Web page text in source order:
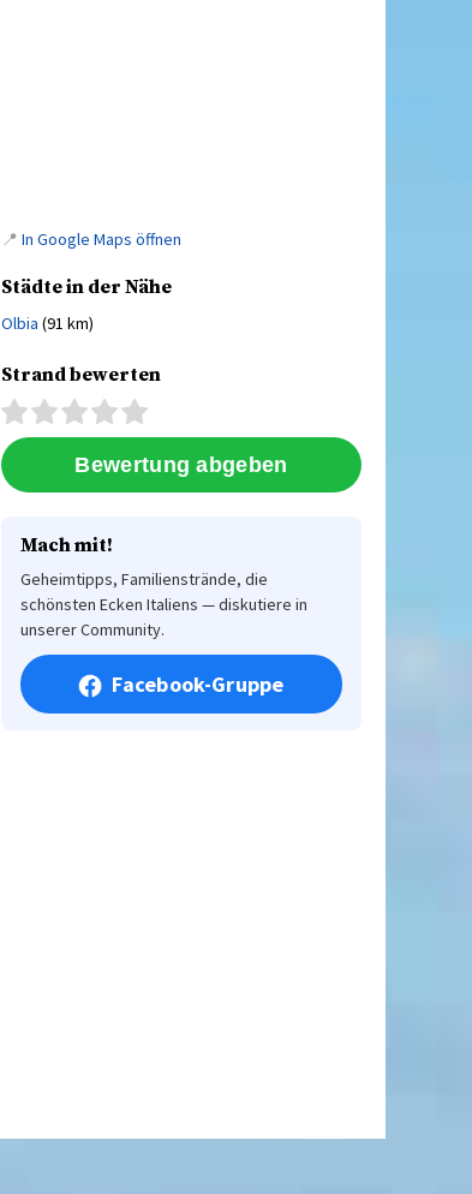
📍 In Google Maps öffnen
Städte in der Nähe
Olbia (91 km)
Strand bewerten
Mach mit!
Geheimtipps, Familienstrände, die
schönsten Ecken Italiens — diskutiere in
unserer Community.
Facebook-Gruppe